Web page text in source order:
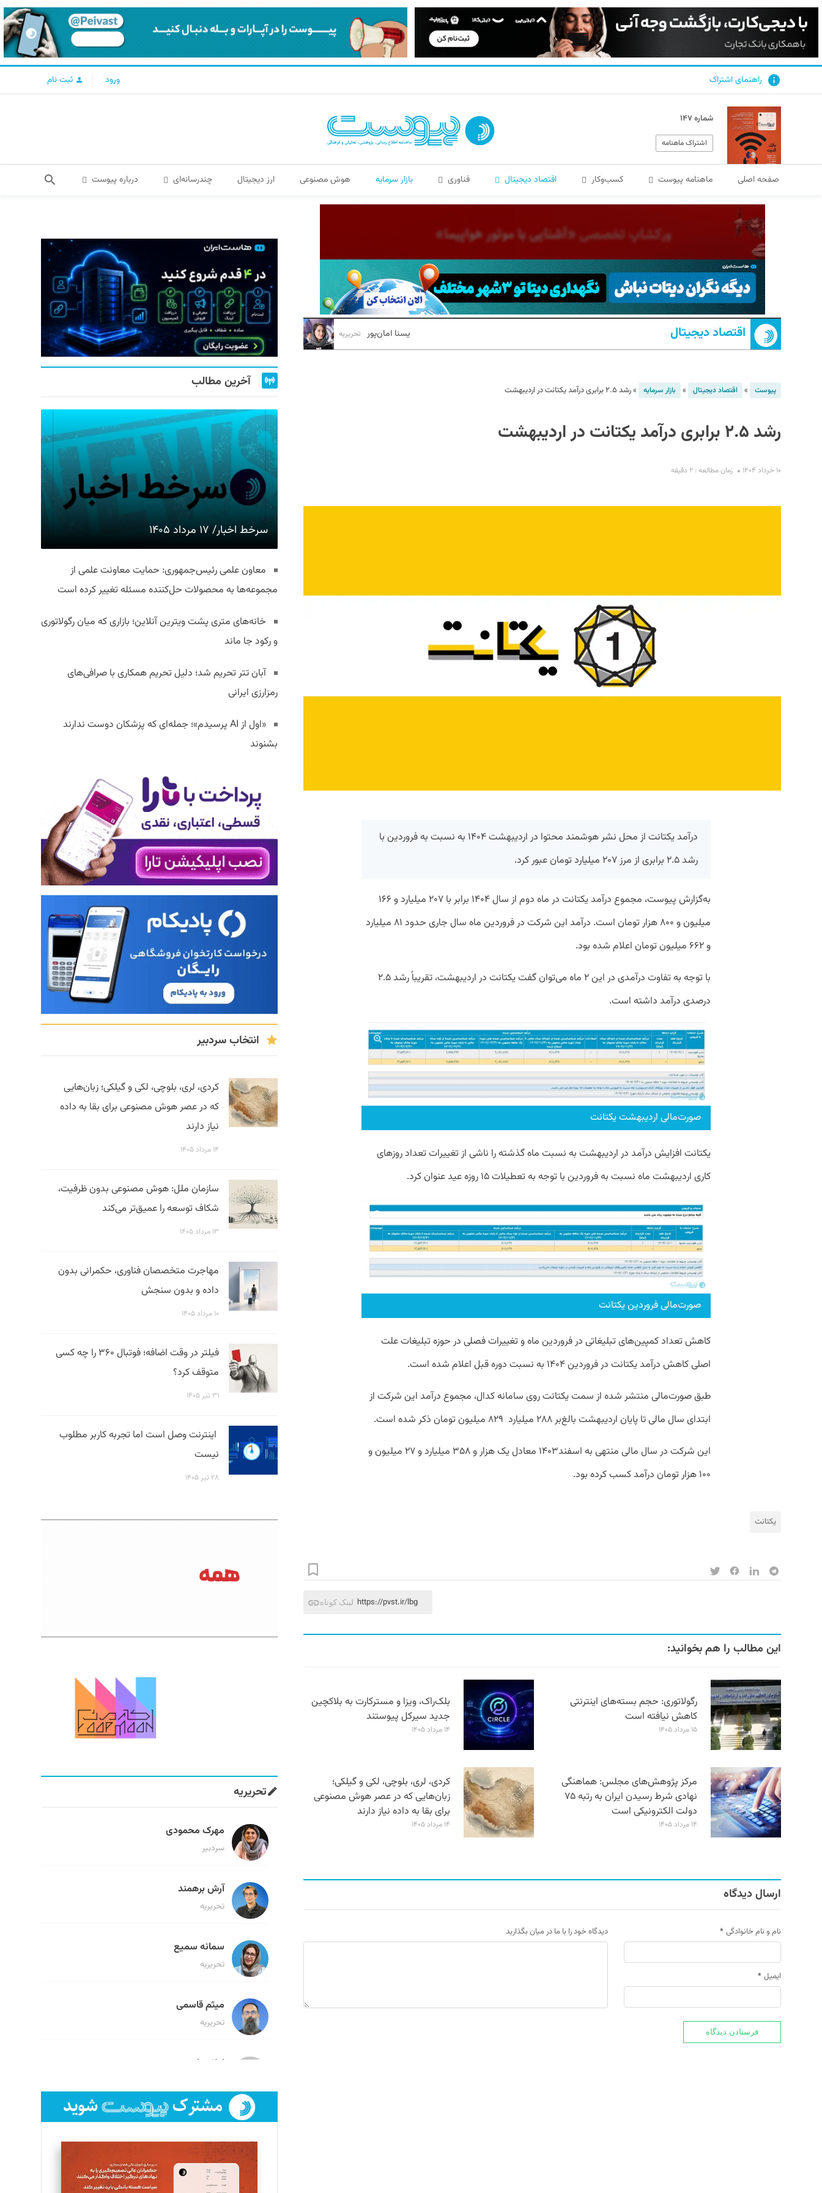
راهنمای اشتراک ورود ثبت نام
شماره ۱۴۷
اشتراک ماهنامه
صفحه اصلی ماهنامه پیوست کسب‌و‌کار اقتصاد دیجیتال فناوری بازار سرمایه هوش مصنوعی ارز دیجیتال چندرسانه‌ای درباره پیوست
اقتصاد دیجیتال یسنا امان‌پور تحریریه
پیوست » اقتصاد دیجیتال » بازار سرمایه »رشد ۲.۵ برابری درآمد یکتانت در اردیبهشت
رشد ۲.۵ برابری درآمد یکتانت در اردیبهشت
۱۰ خرداد ۱۴۰۴ زمان مطالعه : ۲ دقیقه
درآمد یکتانت از محل نشر هوشمند محتوا در اردیبهشت ۱۴۰۴ به نسبت به فروردین با
رشد ۲.۵ برابری از مرز ۲۰۷ میلیارد تومان عبور کرد.
به‌گزارش پیوست، مجموع درآمد یکتانت در ماه دوم از سال ۱۴۰۴ برابر با ۲۰۷ میلیارد و ۱۶۶
میلیون و ۸۰۰ هزار تومان است. درآمد این شرکت در فروردین ماه سال جاری حدود ۸۱ میلیارد
و ۶۶۲ میلیون تومان اعلام شده بود.
با توجه به تفاوت درآمدی در این ۲ ماه می‌توان گفت یکتانت در اردیبهشت، تقریباً رشد ۲.۵
درصدی درآمد داشته است.
صورت‌مالی اردیبهشت یکتانت
یکتانت افزایش درآمد در اردیبهشت به نسبت ماه گذشته را ناشی از تغییرات تعداد روزهای
کاری اردیبهشت ماه نسبت به فروردین با توجه به تعطیلات ۱۵ روزه عید عنوان کرد.
صورت‌مالی فروردین یکتانت
کاهش تعداد کمپین‌های تبلیغاتی در فروردین ماه و تغییرات فصلی در حوزه تبلیغات علت
اصلی کاهش درآمد یکتانت در فروردین ۱۴۰۴ به نسبت دوره قبل اعلام شده است.
طبق صورت‌مالی منتشر شده از سمت یکتانت روی سامانه کدال، مجموع درآمد این شرکت از
ابتدای سال مالی تا پایان اردیبهشت بالغ‌بر ۲۸۸ میلیارد ۸۲۹ میلیون تومان ذکر شده است.
این شرکت در سال مالی منتهی به اسفند۱۴۰۳ معادل یک هزار و ۳۵۸ میلیارد و ۲۷ میلیون و
۱۰۰ هزار تومان درآمد کسب کرده بود.
یکتانت
لینک کوتاه https://pvst.ir/lbg
این مطالب را هم بخوانید:
رگولاتوری: حجم بسته‌های اینترنتی
کاهش نیافته است
۱۵ مرداد ۱۴۰۵
بلک‌راک، ویزا و مسترکارت به بلاکچین
جدید سیرکل پیوستند
۱۴ مرداد ۱۴۰۵
مرکز پژوهش‌های مجلس: هماهنگی
نهادی شرط رسیدن ایران به رتبه ۷۵
دولت الکترونیکی است
۱۴ مرداد ۱۴۰۵
کردی، لری، بلوچی، لکی و گیلکی؛
زبان‌هایی که در عصر هوش مصنوعی
برای بقا به داده نیاز دارند
۱۴ مرداد ۱۴۰۵
ارسال دیدگاه
نام و نام خانوادگی *
ایمیل *
دیدگاه خود را با ما در میان بگذارید
آخرین مطالب
سرخط اخبار/ ۱۷ مرداد ۱۴۰۵
معاون علمی رئیس‌جمهوری: حمایت معاونت علمی از
مجموعه‌ها به محصولات حل‌کننده مسئله تغییر کرده است
خانه‌های متری پشت ویترین آنلاین؛ بازاری که میان رگولاتوری
و رکود جا ماند
آبان تتر تحریم شد؛ دلیل تحریم همکاری با صرافی‌های
رمزارزی ایرانی
«اول از AI پرسیدم»؛ جمله‌ای که پزشکان دوست ندارند
بشنوند
انتخاب سردبیر
کردی، لری، بلوچی، لکی و گیلکی؛ زبان‌هایی
که در عصر هوش مصنوعی برای بقا به داده
نیاز دارند
۱۴ مرداد ۱۴۰۵
سازمان ملل: هوش مصنوعی بدون ظرفیت،
شکاف توسعه را عمیق‌تر می‌کند
۱۳ مرداد ۱۴۰۵
مهاجرت متخصصان فناوری، حکمرانی بدون
داده و بدون سنجش
۱۰ مرداد ۱۴۰۵
فیلتر در وقت اضافه؛ فوتبال ۳۶۰ را چه کسی
متوقف کرد؟
۳۱ تیر ۱۴۰۵
اینترنت وصل است اما تجربه کاربر مطلوب
نیست
۲۸ تیر ۱۴۰۵
تحریریه
مهرک محمودی
سردبیر
آرش برهمند
تحریریه
سمانه سمیع
تحریریه
میثم قاسمی
تحریریه
لیلا حنارود
فائزه فتحی رستمی
تحریریه
سروش کرمیان